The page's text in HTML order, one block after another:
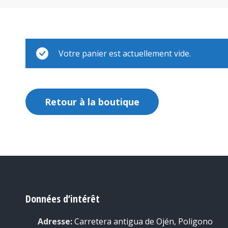
Votre panier est actuellement vide.
Retour à la boutique
Données d’intérêt
Adresse:Carretera antigua de Ojén, Poligono